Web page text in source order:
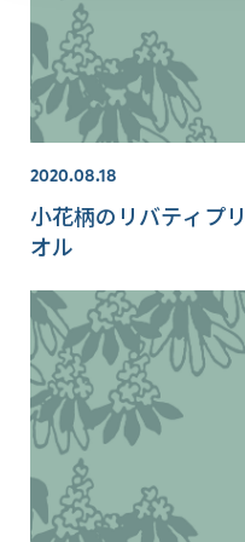
2020.08.18
小花柄のリバティプ
オル